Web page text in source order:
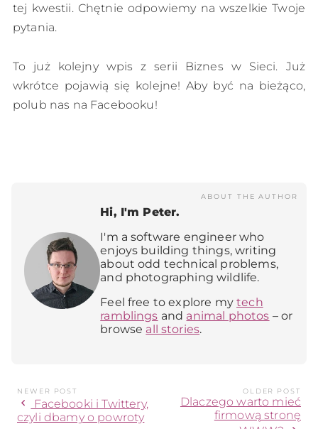
tej kwestii. Chętnie odpowiemy na wszelkie Twoje
pytania.
To już kolejny wpis z serii Biznes w Sieci. Już
wkrótce pojawią się kolejne! Aby być na bieżąco,
polub nas na Facebooku!
ABOUT THE AUTHOR
Hi, I'm Peter.
I'm a software engineer who
enjoys building things, writing
about odd technical problems,
and photographing wildlife.
Feel free to explore mytech
ramblings and animal photos – or
browse all stories.
NEWER POST
chevron_left
Facebooki i Twittery,
czyli dbamy o powroty
OLDER POST
Dlaczego warto mieć
firmową stronę